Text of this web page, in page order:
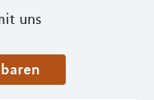
uns